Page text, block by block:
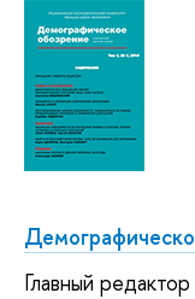
Главный